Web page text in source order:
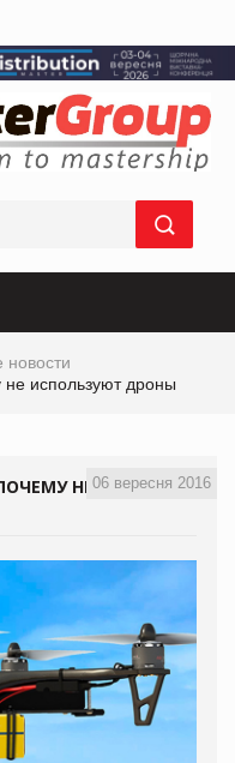
новости
используют дроны
06 вересня 2016
НЕ